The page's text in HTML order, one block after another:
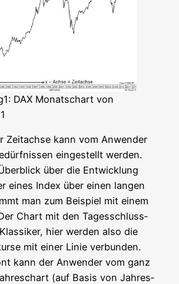
DAX Monatschart von
Zeit­ach­se kann vom Anwen­der
ein­ge­stellt wer­den.
über die Ent­wick­lung
eines Index über einen lan­gen
man zum Bei­spiel mit einem
Chart mit den Tages­schluss­
hier wer­den also die
mit einer Linie ver­bun­den.
kann der Anwen­der vom ganz
(auf Basis von Jah­res­